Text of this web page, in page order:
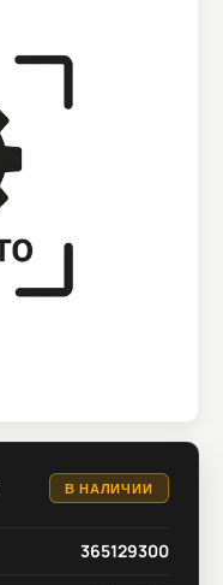
В НАЛИЧИИ
365129300